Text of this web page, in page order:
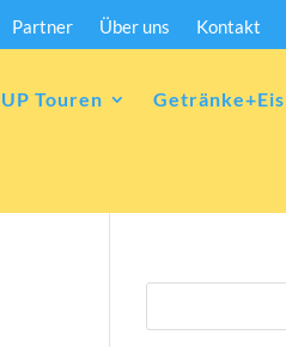
Partner Über uns Kontakt
Touren Getränke+Eis